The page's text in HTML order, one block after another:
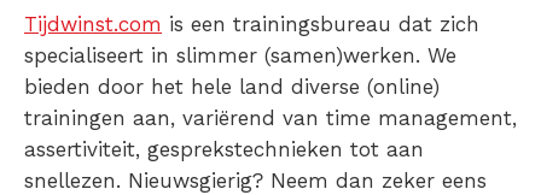
Tijdwinst.com is een trainingsbureau dat zich
specialiseert in slimmer (samen)werken. We
bieden door het hele land diverse (online)
trainingen aan, variërend van time management,
assertiviteit, gesprekstechnieken tot aan
snellezen. Nieuwsgierig? Neem dan zeker eens